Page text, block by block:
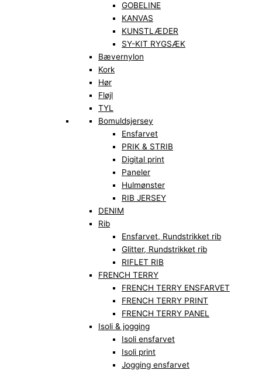
GOBELINE
KANVAS
KUNSTLÆDER
SY-KIT RYGSÆK
Bævernylon
Kork
Hør
Fløjl
TYL
Bomuldsjersey
Ensfarvet
PRIK & STRIB
Digital print
Paneler
Hulmønster
RIB JERSEY
DENIM
Rib
Ensfarvet, Rundstrikket rib
Glitter, Rundstrikket rib
RIFLET RIB
FRENCH TERRY
FRENCH TERRY ENSFARVET
FRENCH TERRY PRINT
FRENCH TERRY PANEL
Isoli & jogging
Isoli ensfarvet
Isoli print
Jogging ensfarvet